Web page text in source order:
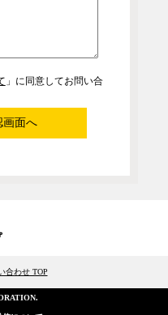
」に同意してお問い合
画面へ
合わせ TOP